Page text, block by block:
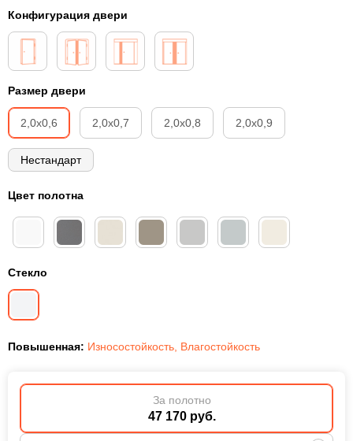
Конфигурация двери
Размер двери
2,0х0,6 2,0х0,7 2,0х0,8 2,0х0,9
Нестандарт
Цвет полотна
Стекло
Повышенная: Износостойкость, Влагостойкость
За полотно
47 170 руб.